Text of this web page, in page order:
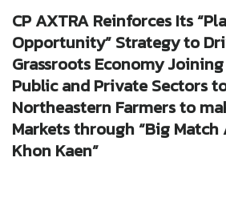
CP AXTRA Reinforces Its
Opportunity”Strategy to
Grassroots Economy
Public and Private Sectors
Northeastern Farmers to
Markets through “Big Match
Khon Kaen”